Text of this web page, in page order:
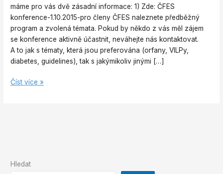
máme pro vás dvě zásadní informace: 1) Zde: ČFES
konference-1.10.2015-pro členy ČFES naleznete předběžný
program a zvolená témata. Pokud by někdo z vás měl zájem
se konference aktivně účastnit, neváhejte nás kontaktovat.
A to jak s tématy, která jsou preferována (orfany, VILPy,
diabetes, guidelines), tak s jakýmikoliv jinými […]
výboru
ČFES
Číst více »
Hledat